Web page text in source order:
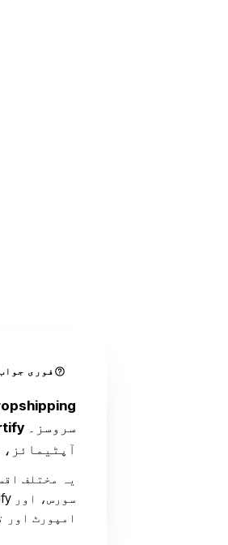
فوری
سروسز۔
آپٹیمائز، ترجمہ اور
امپورٹ اور